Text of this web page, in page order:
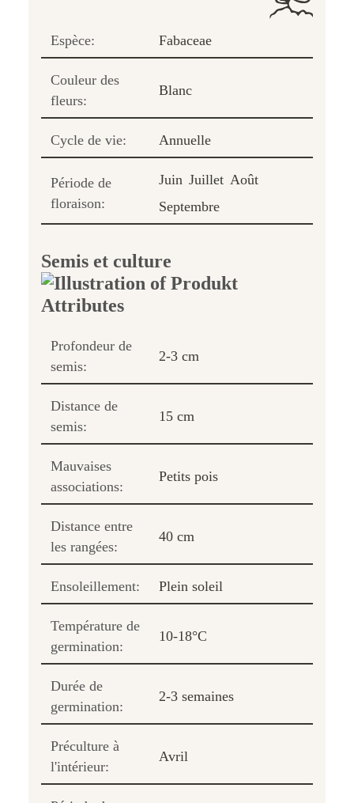
Espèce: Fabaceae
Couleur des
fleurs:
Blanc
Cycle de vie: Annuelle
Période de
floraison:
Juin Juillet Août
Septembre
Semis et culture
Profondeur de
semis:
2-3 cm
Distance de
semis:
15 cm
Mauvaises
associations:
Petits pois
Distance entre
les rangées:
40 cm
Ensoleillement: Plein soleil
Température de
germination:
10-18°C
Durée de
germination:
2-3 semaines
Préculture à
l'intérieur:
Avril